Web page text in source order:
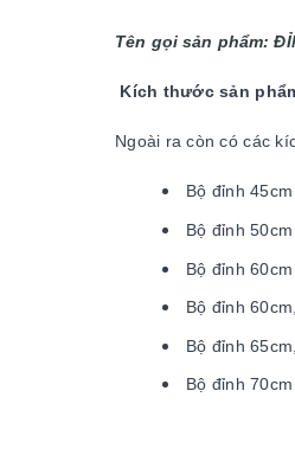
Tên gọi sản phẩm:
Kích thước sản
Ngoài ra còn có các
Bộ đỉnh
Bộ đỉnh
Bộ đỉnh
Bộ đỉnh
Bộ đỉnh
Bộ đỉnh